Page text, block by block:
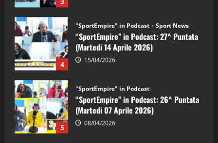
4 15/04/2026
5
"SportEmpire" in Podcast
08/04/2026
"SportEmpire" in Podcast